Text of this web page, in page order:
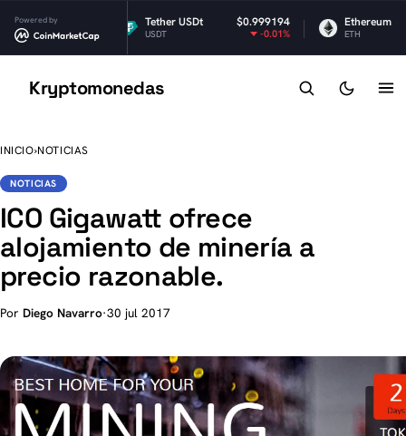
Powered by
$1.04
-0.19%
Tether USDt $0.999194
USDT
Ethereum
Kryptomonedas
INICIO›NOTICIAS
NOTICIAS
ICO Gigawatt ofrece
alojamiento de minería a
precio razonable.
Por Diego Navarro·30 jul 2017